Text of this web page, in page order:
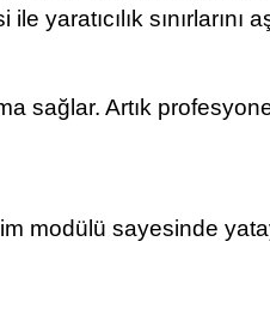
yaratıcılık
sağlar. Artık
modülü sayesinde